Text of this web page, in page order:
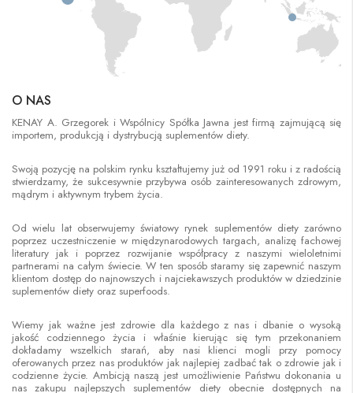
O NAS
KENAY A. Grzegorek i Wspólnicy Spółka Jawna jest firmą zajmującą się
importem, produkcją i dystrybucją suplementów diety.
Swoją pozycję na polskim rynku kształtujemy już od 1991 roku i z radością
stwierdzamy, że sukcesywnie przybywa osób zainteresowanych zdrowym,
mądrym i aktywnym trybem życia.
Od wielu lat obserwujemy światowy rynek suplementów diety zarówno
poprzez uczestniczenie w międzynarodowych targach, analizę fachowej
literatury jak i poprzez rozwijanie współpracy z naszymi wieloletnimi
partnerami na całym świecie. W ten sposób staramy się zapewnić naszym
klientom dostęp do najnowszych i najciekawszych produktów w dziedzinie
suplementów diety oraz superfoods.
Wiemy jak ważne jest zdrowie dla każdego z nas i dbanie o wysoką
jakość codziennego życia i właśnie kierując się tym przekonaniem
dokładamy wszelkich starań, aby nasi klienci mogli przy pomocy
oferowanych przez nas produktów jak najlepiej zadbać tak o zdrowie jak i
codzienne życie. Ambicją naszą jest umożliwienie Państwu dokonania u
nas zakupu najlepszych suplementów diety obecnie dostępnych na